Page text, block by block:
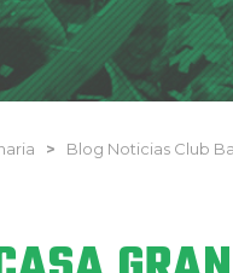
> Blog Noticias Club